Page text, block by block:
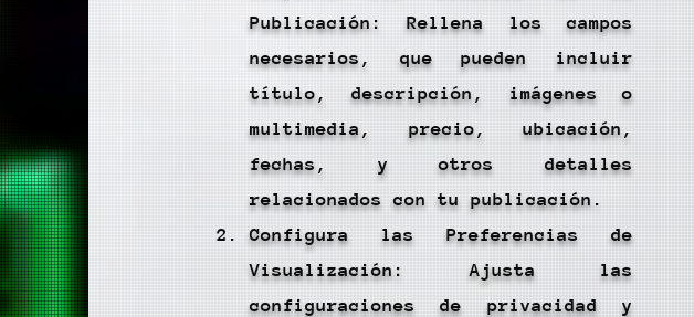
Publicación: Rellena los campos
necesarios, que pueden incluir
título, descripción, imágenes o
multimedia, precio, ubicación,
fechas, y otros detalles
relacionados con tu publicación.
Configura las Preferencias de
Visualización: Ajusta las
configuraciones de privacidad y